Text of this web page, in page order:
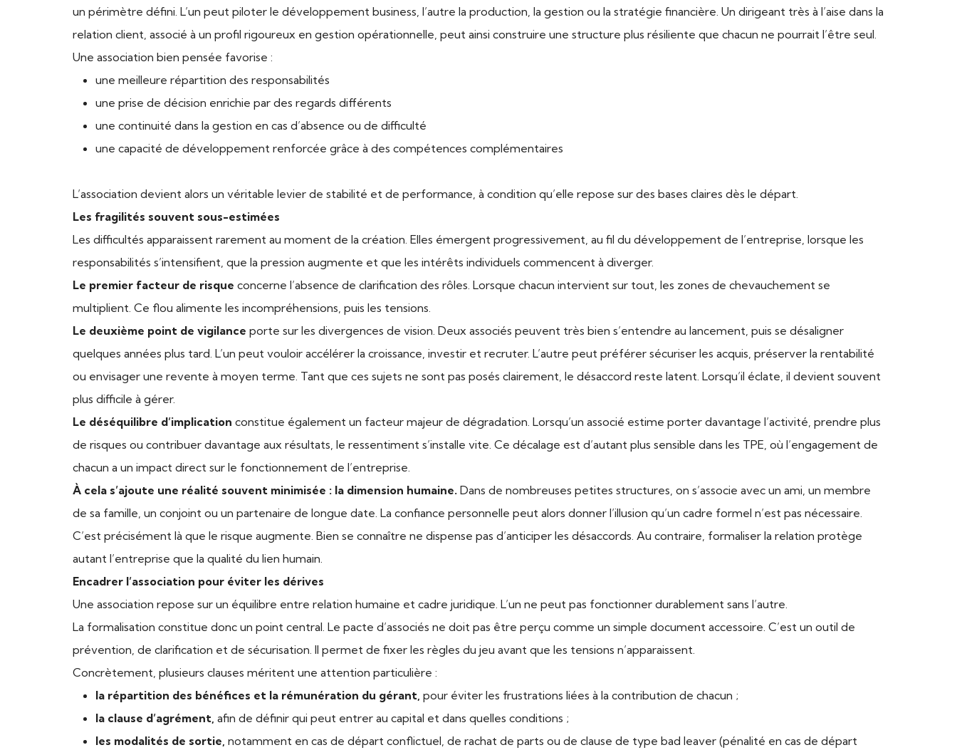
un périmètre défini. L’un peut piloter le développement business, l’autre la production, la gestion ou la stratégie financière. Un dirigeant très à l’aise dans la
relation client, associé à un profil rigoureux en gestion opérationnelle, peut ainsi construire une structure plus résiliente que chacun ne pourrait l’être seul.
Une association bien pensée favorise :
une meilleure répartition des responsabilités
une prise de décision enrichie par des regards différents
une continuité dans la gestion en cas d’absence ou de difficulté
une capacité de développement renforcée grâce à des compétences complémentaires
L’association devient alors un véritable levier de stabilité et de performance, à condition qu’elle repose sur des bases claires dès le départ.
Les fragilités souvent sous-estimées
Les difficultés apparaissent rarement au moment de la création. Elles émergent progressivement, au fil du développement de l’entreprise, lorsque les
responsabilités s’intensifient, que la pression augmente et que les intérêts individuels commencent à diverger.
Le premier facteur de risque concerne l’absence de clarification des rôles. Lorsque chacun intervient sur tout, les zones de chevauchement se
multiplient. Ce flou alimente les incompréhensions, puis les tensions.
Le deuxième point de vigilance porte sur les divergences de vision. Deux associés peuvent très bien s’entendre au lancement, puis se désaligner
quelques années plus tard. L’un peut vouloir accélérer la croissance, investir et recruter. L’autre peut préférer sécuriser les acquis, préserver la rentabilité
ou envisager une revente à moyen terme. Tant que ces sujets ne sont pas posés clairement, le désaccord reste latent. Lorsqu’il éclate, il devient souvent
plus difficile à gérer.
Le déséquilibre d’implication constitue également un facteur majeur de dégradation. Lorsqu’un associé estime porter davantage l’activité, prendre plus
de risques ou contribuer davantage aux résultats, le ressentiment s’installe vite. Ce décalage est d’autant plus sensible dans les TPE, où l’engagement de
chacun a un impact direct sur le fonctionnement de l’entreprise.
À cela s’ajoute une réalité souvent minimisée : la dimension humaine. Dans de nombreuses petites structures, on s’associe avec un ami, un membre
de sa famille, un conjoint ou un partenaire de longue date. La confiance personnelle peut alors donner l’illusion qu’un cadre formel n’est pas nécessaire.
C’est précisément là que le risque augmente. Bien se connaître ne dispense pas d’anticiper les désaccords. Au contraire, formaliser la relation protège
autant l’entreprise que la qualité du lien humain.
Encadrer l’association pour éviter les dérives
Une association repose sur un équilibre entre relation humaine et cadre juridique. L’un ne peut pas fonctionner durablement sans l’autre.
La formalisation constitue donc un point central. Le pacte d’associés ne doit pas être perçu comme un simple document accessoire. C’est un outil de
prévention, de clarification et de sécurisation. Il permet de fixer les règles du jeu avant que les tensions n’apparaissent.
Concrètement, plusieurs clauses méritent une attention particulière :
la répartition des bénéfices et la rémunération du gérant, pour éviter les frustrations liées à la contribution de chacun ;
la clause d’agrément, afin de définir qui peut entrer au capital et dans quelles conditions ;
les modalités de sortie, notamment en cas de départ conflictuel, de rachat de parts ou de clause de type bad leaver (pénalité en cas de départ